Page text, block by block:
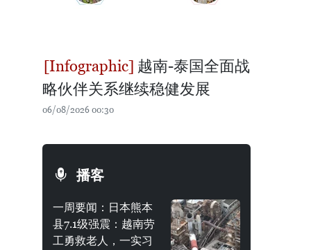
越南-泰国全面战
略伙伴关系继续稳健发展
06/08/2026 00:30
播客
一周要闻：日本熊本
县7.1级强震：越南劳
工勇救老人，一实习